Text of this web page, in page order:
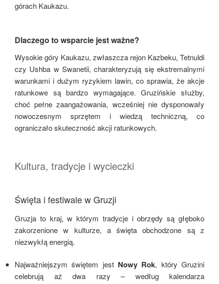
górach Kaukazu.
Dlaczego to wsparcie jest ważne?
Wysokie góry Kaukazu, zwłaszcza rejon Kazbeku, Tetnuldi
czy Ushba w Swanetii, charakteryzują się ekstremalnymi
warunkami i dużym ryzykiem lawin, co sprawia, że akcje
ratunkowe są bardzo wymagające. Gruzińskie służby,
choć pełne zaangażowania, wcześniej nie dysponowały
nowoczesnym sprzętem i wiedzą techniczną, co
ograniczało skuteczność akcji ratunkowych.
Kultura, tradycje i wycieczki
Święta i festiwale w Gruzji
Gruzja to kraj, w którym tradycje i obrzędy są głęboko
zakorzenione w kulturze, a święta obchodzone są z
niezwykłą energią.
Najważniejszym świętem jest Nowy Rok, który Gruzini
celebrują aż dwa razy – według kalendarza